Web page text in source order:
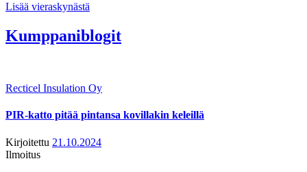
Lisää vieraskynästä
Kumppaniblogit
Recticel Insulation Oy
PIR-katto pitää pintansa kovillakin keleillä
Kirjoitettu 21.10.2024
Ilmoitus